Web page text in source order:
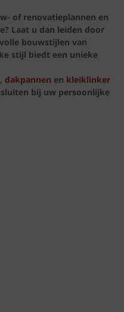
of renovatieplannen en
Laat u dan leiden door
bouwstijlen van
stijl biedt een unieke
, dakpannen en kleiklinker
bij uw persoonlijke